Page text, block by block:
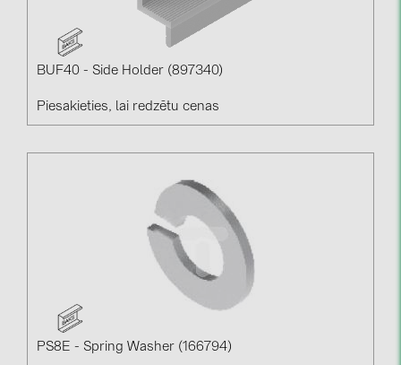
BUF40 - Side Holder (897340)
Piesakieties, lai redzētu cenas
PS8E - Spring Washer (166794)